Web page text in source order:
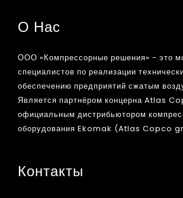
О Нас
ООО «Компрессорные решения» - это
специалистов по реализации
обеспечению предприятий сжатым
Является партнёром концерна Atlas
официальным дистрибьютором
оборудования Ekomak (Atlas Copco
Контакты